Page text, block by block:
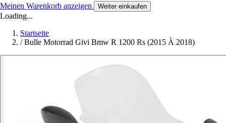
Meinen Warenkorb anzeigen Weiter einkaufen
Loading...
Startseite
/ Bulle Motorrad Givi Bmw R 1200 Rs (2015 À 2018)